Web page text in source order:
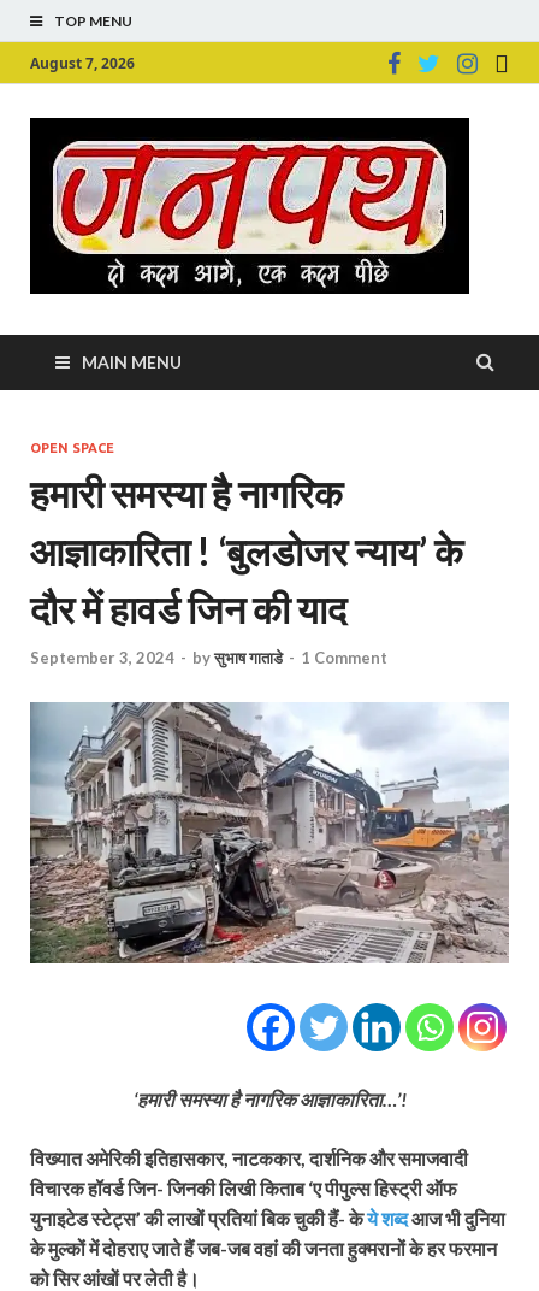
TOP MENU
August 7, 2026
MAIN MENU
OPEN SPACE
हमारी समस्या है नागरिक
आज्ञाकारिता ! ‘बुलडोजर न्याय’ के
दौर में हावर्ड जिन की याद
September 3, 2024 - byसुभाष गाताडे - 1 Comment
‘हमारी समस्या है नागरिक आज्ञाकारिता…’!
विख्यात अमेरिकी इतिहासकार, नाटककार, दार्शनिक और समाजवादी
विचारक हॉवर्ड जिन- जिनकी लिखी किताब ‘ए पीपुल्स हिस्ट्री ऑफ
युनाइटेड स्टेट्स’ की लाखों प्रतियां बिक चुकी हैं- केये शब्दआज भी दुनिया
के मुल्कों में दोहराए जाते हैं जब-जब वहां की जनता हुक्मरानों के हर फरमान
को सिर आंखों पर लेती है।